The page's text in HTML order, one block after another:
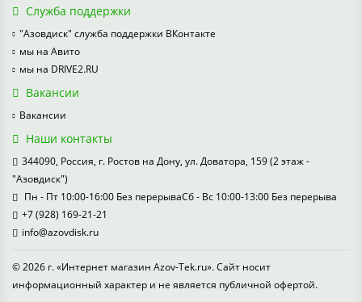
Служба поддержки
"Азовдиск" служба поддержки ВКонтакте
мы на Авито
мы на DRIVE2.RU
Вакансии
Вакансии
Наши контакты
344090, Россия, г. Ростов на Дону, ул. Доватора, 159 (2 этаж -
"Азовдиск")
Пн - Пт 10:00-16:00 Без перерываСб - Вс 10:00-13:00 Без перерыва
+7 (928) 169-21-21
info@azovdisk.ru
© 2026 г. «Интернет магазин Azov-Tek.ru». Сайт носит
информационный характер и не является публичной офертой.